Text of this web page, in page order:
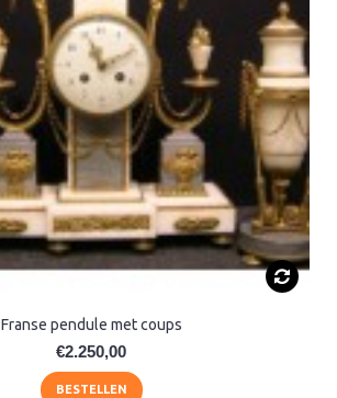
Franse pendule met coups
€2.250,00
BESTELLEN